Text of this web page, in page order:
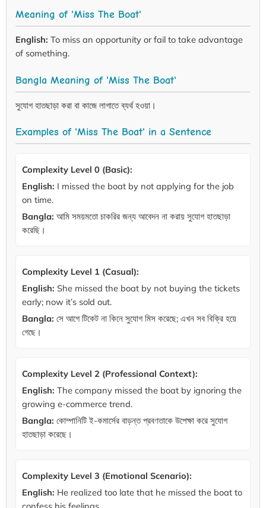
Meaning of 'Miss The Boat'
English: To miss an opportunity or fail to take advantage
of something.
Bangla Meaning of 'Miss The Boat'
সুযোগ হাতছাড়া করা বা কাজে লাগাতে ব্যর্থ হওয়া।
Examples of 'Miss The Boat' in a Sentence
Complexity Level 0 (Basic):
English: I missed the boat by not applying for the job
on time.
Bangla: আমি সময়মতো চাকরির জন্য আবেদন না করায় সুযোগ হাতছাড়া
করেছি।
Complexity Level 1 (Casual):
English: She missed the boat by not buying the tickets
early; now it’s sold out.
Bangla: সে আগে টিকেট না কিনে সুযোগ মিস করেছে; এখন সব বিক্রি হয়ে
গেছে।
Complexity Level 2 (Professional Context):
English: The company missed the boat by ignoring the
growing e-commerce trend.
Bangla: কোম্পানিটি ই-কমার্সের বাড়ন্ত প্রবণতাকে উপেক্ষা করে সুযোগ
হাতছাড়া করেছে।
Complexity Level 3 (Emotional Scenario):
English: He realized too late that he missed the boat to